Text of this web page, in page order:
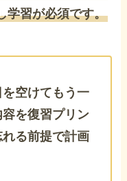
学習が必須です。
空けてもう一
を復習プリン
れる前提で計画